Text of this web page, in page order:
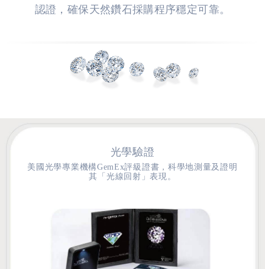
認證，確保天然鑽石採購程序穩定可靠。
光學驗證
美國光學專業機構GemEx評級證書，科學地測量及證明
其「光線回射」表現。